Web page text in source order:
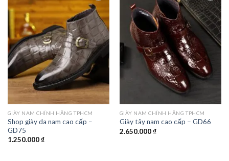
Add to
wishlist
GIÀY NAM CHÍNH HÃNG TPHCM
Shop giày da nam cao cấp –
GD75
1.250.000₫
Add to
wishlist
GIÀY NAM CHÍNH HÃNG TPHCM
Giày tây nam cao cấp – GD66
2.650.000₫